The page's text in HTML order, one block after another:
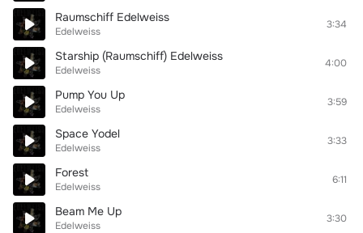
Raumschiff Edelweiss
Edelweiss
3:34
Starship (Raumschiff) Edelweiss
Edelweiss
4:00
Pump You Up
Edelweiss
3:59
Space Yodel
Edelweiss
3:33
Forest
Edelweiss
6:11
Beam Me Up
Edelweiss
3:30